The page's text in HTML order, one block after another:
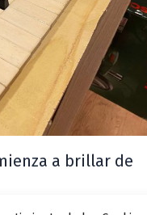
a brillar de